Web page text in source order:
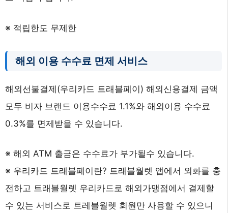
※ 적립한도 무제한
해외 이용 수수료 면제 서비스
해외선불결제(우리카드 트래블페이) 해외신용결제 금액
모두 비자 브랜드 이용수수료 1.1%와 해외이용 수수료
0.3%를 면제받을 수 있습니다.
※ 해외 ATM 출금은 수수료가 부가될수 있습니다.
※ 우리카드 트래블페이란? 트래블월렛 앱에서 외화를 충
전하고 트래블월렛 우리카드로 해외가맹점에서 결제할
수 있는 서비스로 트레블월렛 회원만 사용할 수 있으니